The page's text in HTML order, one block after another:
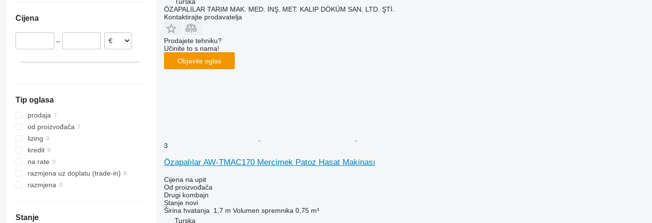
8250
9120
2264
7300
8200
8300
8400
8500
8600
9500
9560
9600
9650
Cijena
–
Tip oglasa
prodaja
od proizvođača
lizing
kredit
na rate
razmjena uz doplatu (trade-in)
razmjena
Stanje
ÖZAPALILAR TARIM MAK. MED. İNŞ. MET. KALIP DÖKÜM SAN. LTD. ŞTİ.
Kontaktirajte prodavatelja
Prodajete tehniku?
Učinite to s nama!
Objavite oglas
3
Özapalılar AW-TMAC170 Mercimek Patoz Hasat Makinası
Cijena na upit
Od proizvođača
Drugi kombajn
Stanjenovi
Širina hvatanja
1,7 m Volumen spremnika 0,75 m³
Turska